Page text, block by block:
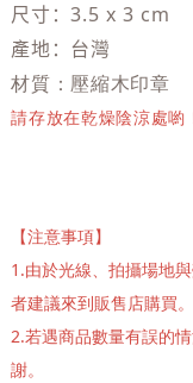
尺寸：3.5 x 3 cm
產地：台灣
材質： 壓縮木印章
請存放在乾燥陰涼處喲
【注意事項】
1.由於光線、拍攝場地
者建議來到販售店購買。
2.若遇商品數量有誤的
謝。